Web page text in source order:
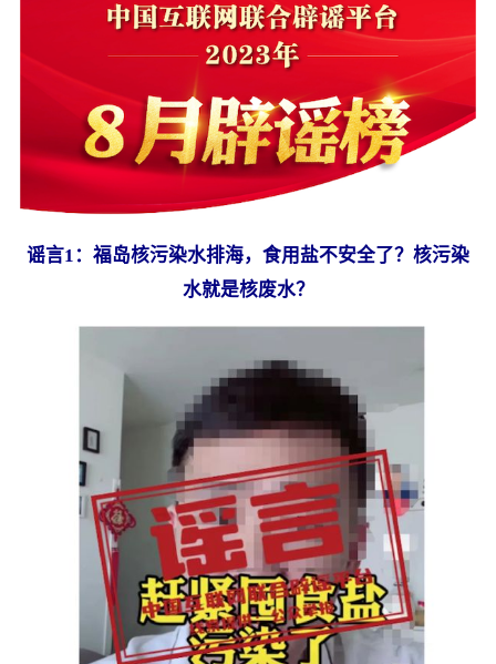
谣言1：福岛核污染水排海，食用盐不安全了？核污染
水就是核废水？